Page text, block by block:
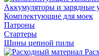
Аккумуляторы и зарядные
Комплектующие для моек
Патроны
Стартеры
Шины цепной пилы